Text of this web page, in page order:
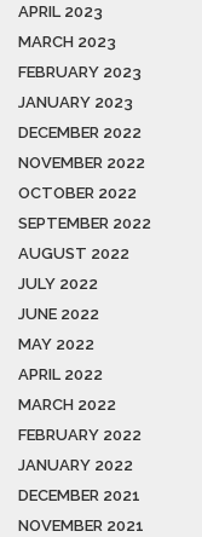
APRIL 2023
MARCH 2023
FEBRUARY 2023
JANUARY 2023
DECEMBER 2022
NOVEMBER 2022
OCTOBER 2022
SEPTEMBER 2022
AUGUST 2022
JULY 2022
JUNE 2022
MAY 2022
APRIL 2022
MARCH 2022
FEBRUARY 2022
JANUARY 2022
DECEMBER 2021
NOVEMBER 2021